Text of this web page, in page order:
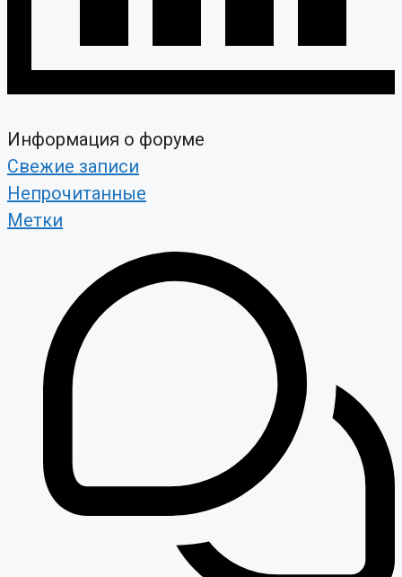
Информация о форуме
Свежие записи
Непрочитанные
Метки